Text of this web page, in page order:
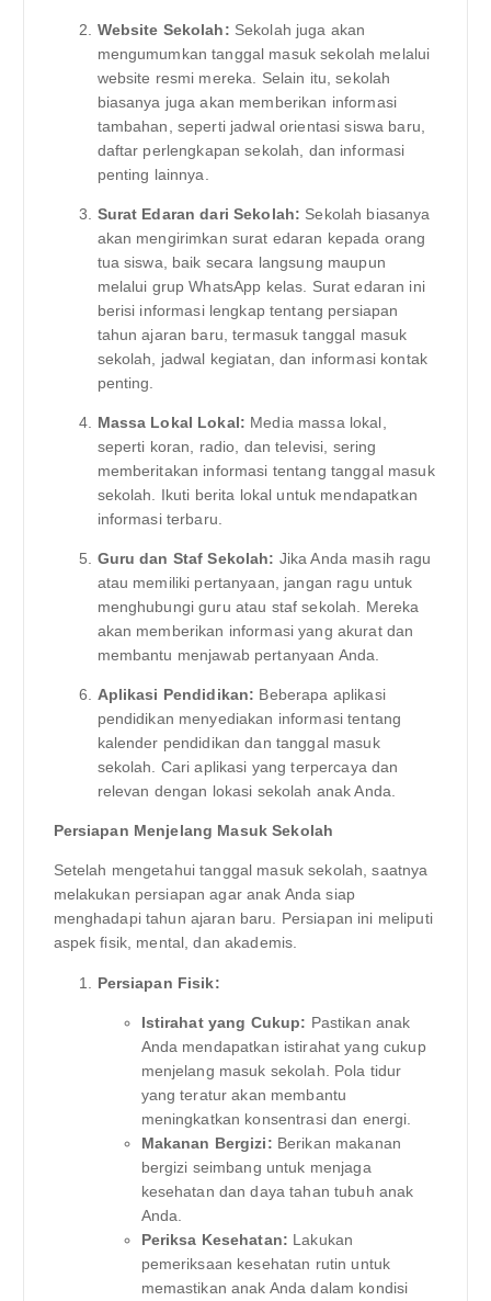
Website Sekolah: Sekolah juga akan
mengumumkan tanggal masuk sekolah melalui
website resmi mereka. Selain itu, sekolah
biasanya juga akan memberikan informasi
tambahan, seperti jadwal orientasi siswa baru,
daftar perlengkapan sekolah, dan informasi
penting lainnya.
Surat Edaran dari Sekolah: Sekolah biasanya
akan mengirimkan surat edaran kepada orang
tua siswa, baik secara langsung maupun
melalui grup WhatsApp kelas. Surat edaran ini
berisi informasi lengkap tentang persiapan
tahun ajaran baru, termasuk tanggal masuk
sekolah, jadwal kegiatan, dan informasi kontak
penting.
Massa Lokal Lokal: Media massa lokal,
seperti koran, radio, dan televisi, sering
memberitakan informasi tentang tanggal masuk
sekolah. Ikuti berita lokal untuk mendapatkan
informasi terbaru.
Guru dan Staf Sekolah: Jika Anda masih ragu
atau memiliki pertanyaan, jangan ragu untuk
menghubungi guru atau staf sekolah. Mereka
akan memberikan informasi yang akurat dan
membantu menjawab pertanyaan Anda.
Aplikasi Pendidikan: Beberapa aplikasi
pendidikan menyediakan informasi tentang
kalender pendidikan dan tanggal masuk
sekolah. Cari aplikasi yang terpercaya dan
relevan dengan lokasi sekolah anak Anda.
Persiapan Menjelang Masuk Sekolah
Setelah mengetahui tanggal masuk sekolah, saatnya
melakukan persiapan agar anak Anda siap
menghadapi tahun ajaran baru. Persiapan ini meliputi
aspek fisik, mental, dan akademis.
Persiapan Fisik:
Istirahat yang Cukup: Pastikan anak
Anda mendapatkan istirahat yang cukup
menjelang masuk sekolah. Pola tidur
yang teratur akan membantu
meningkatkan konsentrasi dan energi.
Makanan Bergizi: Berikan makanan
bergizi seimbang untuk menjaga
kesehatan dan daya tahan tubuh anak
Anda.
Periksa Kesehatan: Lakukan
pemeriksaan kesehatan rutin untuk
memastikan anak Anda dalam kondisi